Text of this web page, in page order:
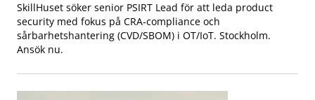
SkillHuset söker senior PSIRT Lead för att leda product
security med fokus på CRA‑compliance och
sårbarhetshantering (CVD/SBOM) i OT/IoT. Stockholm.
Ansök nu.